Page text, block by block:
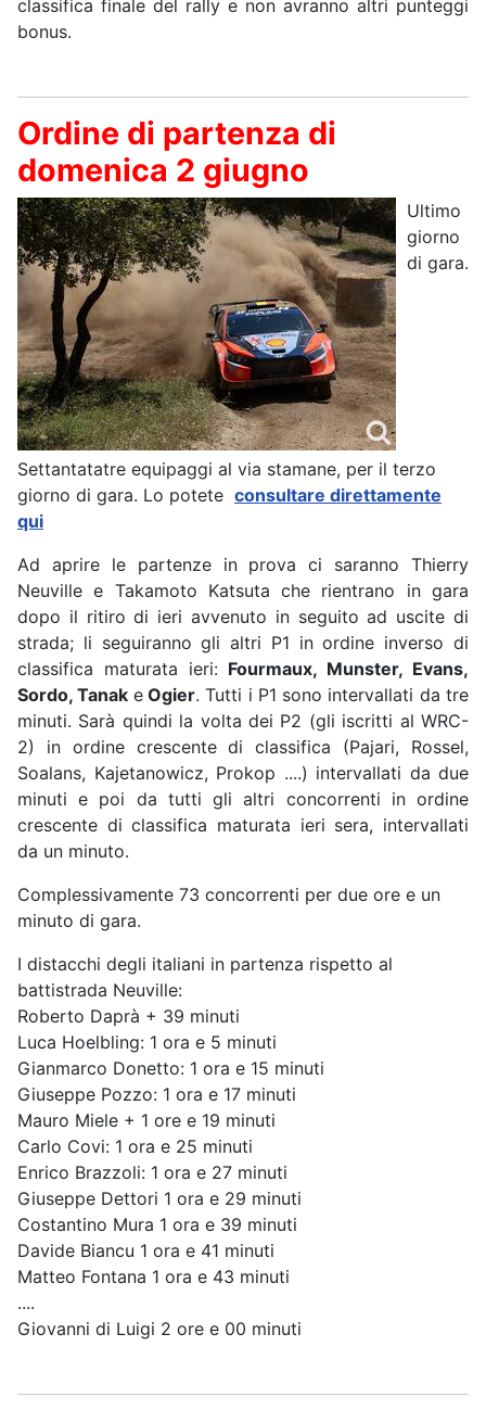
classifica finale del rally e non avranno altri punteggi
bonus.
Ordine di partenza di
domenica 2 giugno
Ultimo
giorno
di gara.
Settantatatre equipaggi al via stamane, per il terzo
giorno di gara. Lo potete consultare direttamente
qui
Ad aprire le partenze in prova ci saranno Thierry
Neuville e Takamoto Katsuta che rientrano in gara
dopo il ritiro di ieri avvenuto in seguito ad uscite di
strada; li seguiranno gli altri P1 in ordine inverso di
classifica maturata ieri: Fourmaux, Munster, Evans,
Sordo, Tanak eOgier. Tutti i P1 sono intervallati da tre
minuti. Sarà quindi la volta dei P2 (gli iscritti al WRC-
2) in ordine crescente di classifica (Pajari, Rossel,
Soalans, Kajetanowicz, Prokop ....) intervallati da due
minuti e poi da tutti gli altri concorrenti in ordine
crescente di classifica maturata ieri sera, intervallati
da un minuto.
Complessivamente 73 concorrenti per due ore e un
minuto di gara.
I distacchi degli italiani in partenza rispetto al
battistrada Neuville:
Roberto Daprà + 39 minuti
Luca Hoelbling: 1 ora e 5 minuti
Gianmarco Donetto: 1 ora e 15 minuti
Giuseppe Pozzo: 1 ora e 17 minuti
Mauro Miele + 1 ore e 19 minuti
Carlo Covi: 1 ora e 25 minuti
Enrico Brazzoli: 1 ora e 27 minuti
Giuseppe Dettori 1 ora e 29 minuti
Costantino Mura 1 ora e 39 minuti
Davide Biancu 1 ora e 41 minuti
Matteo Fontana 1 ora e 43 minuti
....
Giovanni di Luigi 2 ore e 00 minuti